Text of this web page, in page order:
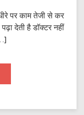
पर काम तेजी से कर
देती है डॉक्टर नहीं